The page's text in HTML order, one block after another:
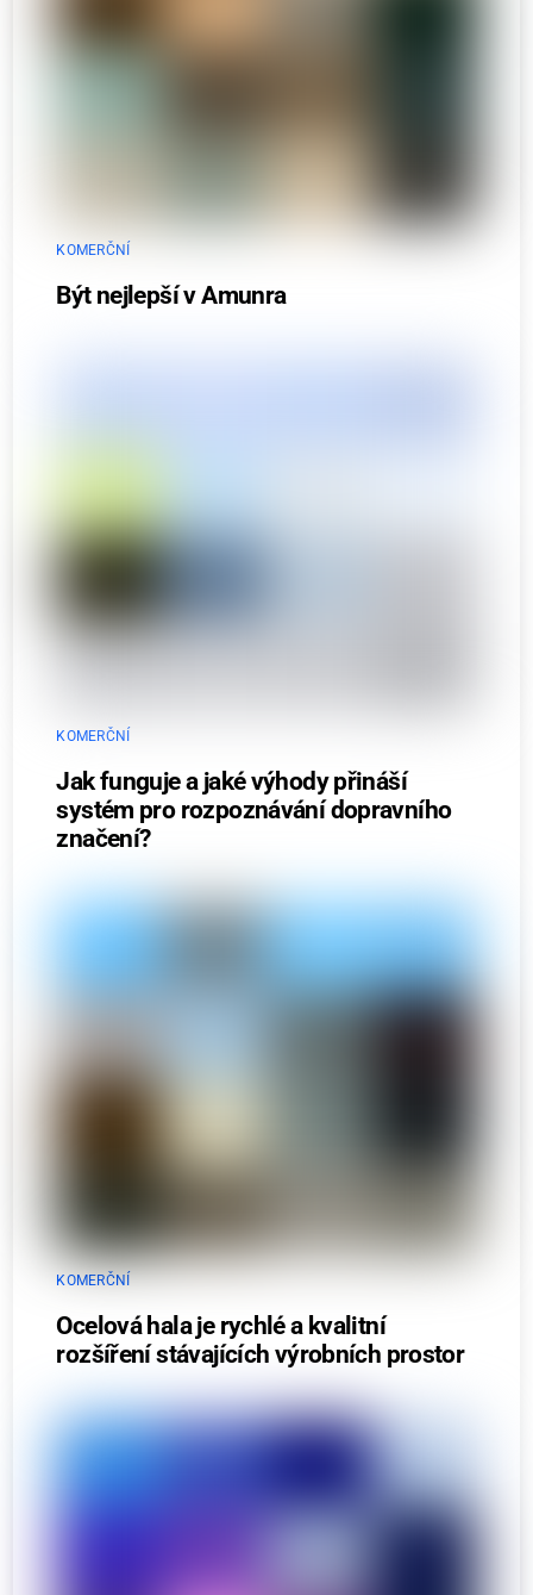
KOMERČNÍ
Být nejlepší v Amunra
KOMERČNÍ
Jak funguje a jaké výhody přináší
systém pro rozpoznávání dopravního
značení?
KOMERČNÍ
Ocelová hala je rychlé a kvalitní
rozšíření stávajících výrobních prostor